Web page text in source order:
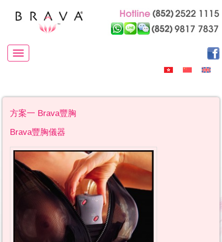
Toggle navigation
方案一 Brava豐胸
Brava豐胸儀器